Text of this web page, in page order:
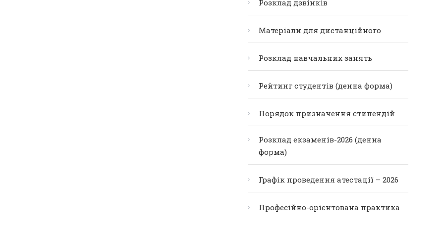
Розклад дзвінків
Матеріали для дистанційного
Розклад навчальних занять
Рейтинг студентів (денна форма)
Порядок призначення стипендій
Розклад екзаменів-2026 (денна
форма)
Графік проведення атестації – 2026
Професійно-орієнтована практика